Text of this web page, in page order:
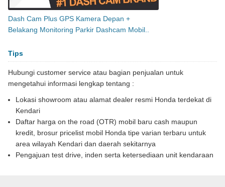
Dash Cam Plus GPS Kamera Depan +
Belakang Monitoring Parkir Dashcam Mobil..
Tips
Hubungi customer service atau bagian penjualan untuk
mengetahui informasi lengkap tentang :
Lokasi showroom atau alamat dealer resmi Honda terdekat di
Kendari
Daftar harga on the road (OTR) mobil baru cash maupun
kredit, brosur pricelist mobil Honda tipe varian terbaru untuk
area wilayah Kendari dan daerah sekitarnya
Pengajuan test drive, inden serta ketersediaan unit kendaraan